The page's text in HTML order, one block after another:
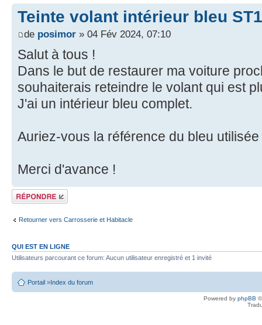
Teinte volant intérieur bleu
de posimor » 04 Fév 2024, 07:10
Salut à tous !
Dans le but de restaurer ma voiture
souhaiterais reteindre le volant qui est
J'ai un intérieur bleu complet.
Auriez-vous la référence du bleu
Merci d'avance !
Écrire un
commentaire
Retourner vers Carrosserie et Habitacle
QUI EST EN LIGNE
Utilisateurs parcourant ce forum: Aucun utilisateur enregistré et 1 invité
Portail »Index du forum
Powered by phpBB